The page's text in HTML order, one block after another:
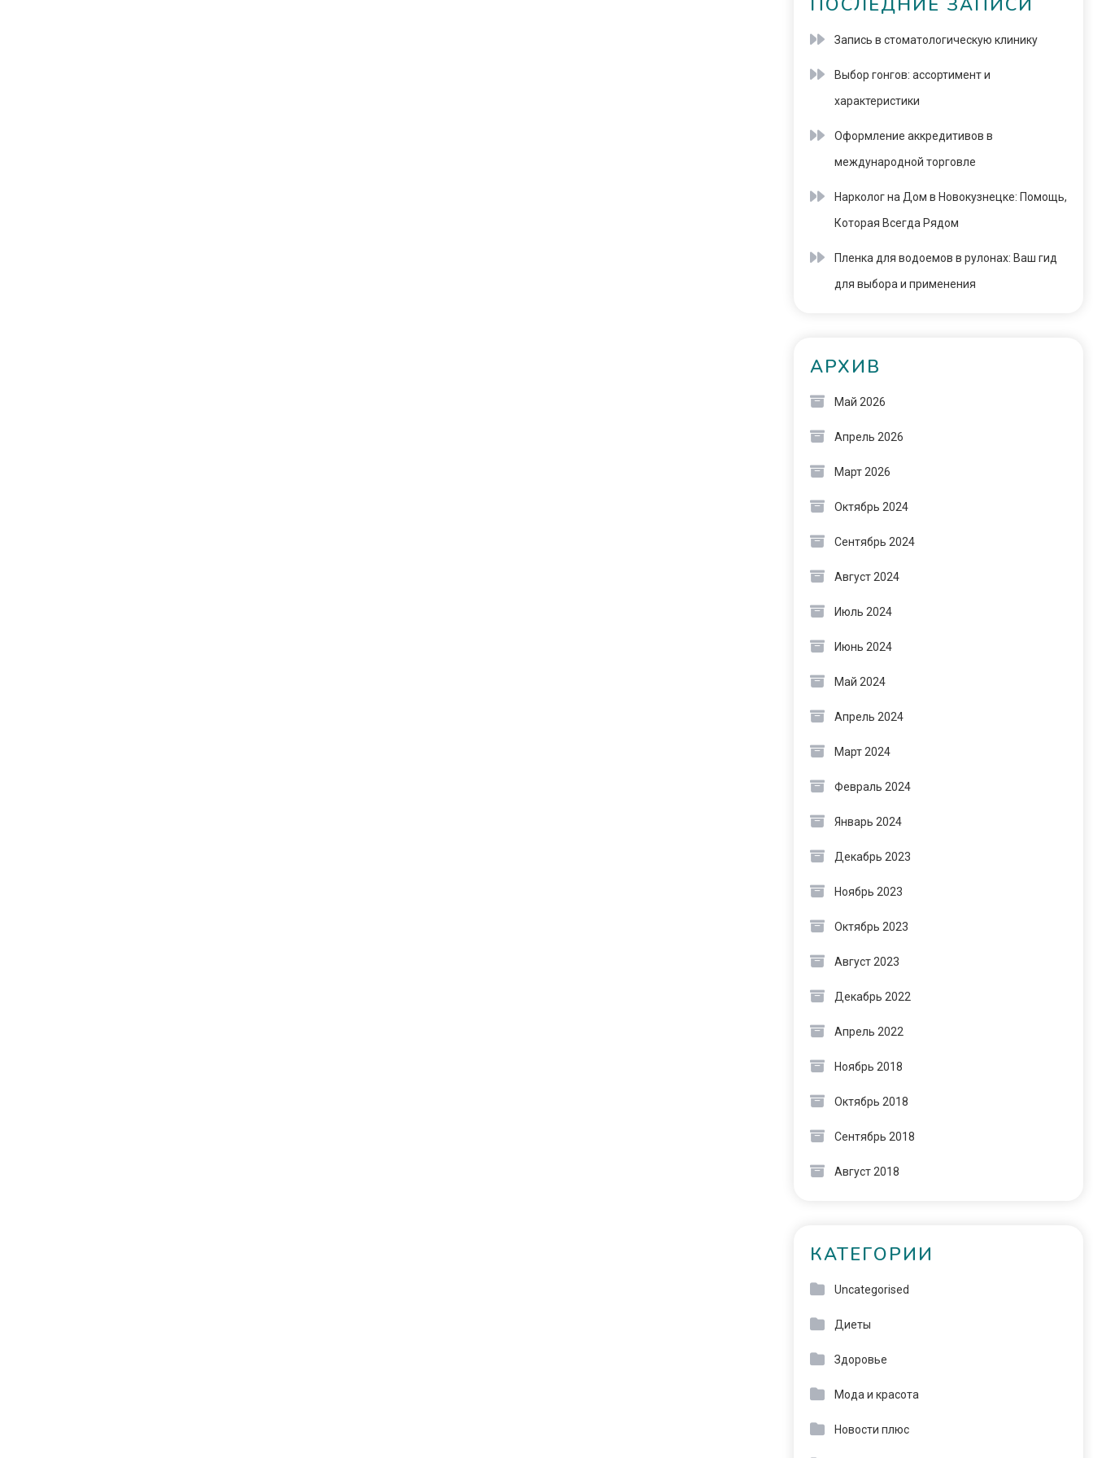
ПОСЛЕДНИЕ ЗАПИСИ
Запись в стоматологическую клинику
Выбор гонгов: ассортимент и
характеристики
Оформление аккредитивов в
международной торговле
Нарколог на Дом в Новокузнецке: Помощь,
Которая Всегда Рядом
Пленка для водоемов в рулонах: Ваш гид
для выбора и применения
АРХИВ
Май 2026
Апрель 2026
Март 2026
Октябрь 2024
Сентябрь 2024
Август 2024
Июль 2024
Июнь 2024
Май 2024
Апрель 2024
Март 2024
Февраль 2024
Январь 2024
Декабрь 2023
Ноябрь 2023
Октябрь 2023
Август 2023
Декабрь 2022
Апрель 2022
Ноябрь 2018
Октябрь 2018
Сентябрь 2018
Август 2018
КАТЕГОРИИ
Uncategorised
Диеты
Здоровье
Мода и красота
Новости плюс